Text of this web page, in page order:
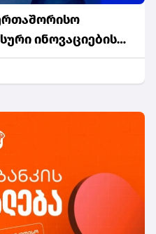
ინოვაციების
მის რეგიონული